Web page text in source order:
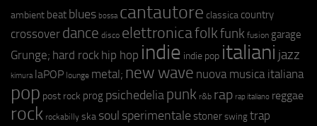
ambient beat blues bossa cantautore classica country
crossover dance disco elettronicafolkfunk fusion garage
Grunge; hard rock hip hop indie indie pop italiani jazz
kimura laPOP lounge metal; new wave nuova musica italiana
pop post rock prog psichedeliapunk r&b rap rap italiano reggae
rock rockabilly ska soul sperimentale stoner swing trap